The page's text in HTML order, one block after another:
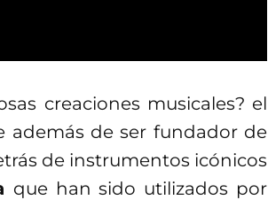
creaciones musicales? el
además de ser fundador de
de instrumentos icónicos
que han sido utilizados por